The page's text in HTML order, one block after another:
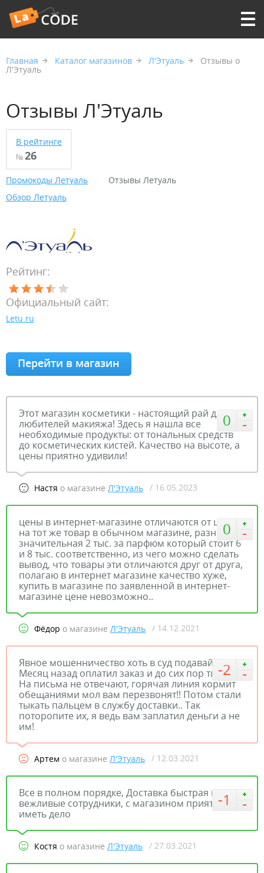
Главная Каталог магазинов Л'Этуаль Отзывы о
Л'Этуаль
Отзывы Л'Этуаль
В рейтинге
№26
Промокоды Летуаль
Отзывы Летуаль
Обзор Летуаль
Рейтинг:
Официальный сайт:
Letu.ru
Перейти в магазин
0
Этот магазин косметики - настоящий рай для
любителей макияжа! Здесь я нашла все
необходимые продукты: от тональных средств
до косметических кистей. Качество на высоте, а
цены приятно удивили!
Настя о магазине Л'Этуаль / 16.05.2023
0
цены в интернет-магазине отличаются от цены
на тот же товар в обычном магазине, разница
значительная 2 тыс. за парфюм который стоит 6
и 8 тыс. соответственно, из чего можно сделать
вывод, что товары эти отличаются друг от друга,
полагаю в интернет магазине качество хуже,
купить в магазине по заявленной в интернет-
магазине цене невозможно..
Фёдор о магазине Л'Этуаль / 14.12.2021
-2
Явное мошенничество хоть в суд подавай.
Месяц назад оплатил заказ и до сих пор тишина.
На письма не отвечают, горячая линия кормит
обещаниями мол вам перезвонят!! Потом стали
тыкать пальцем в службу доставки.. Так
поторопите их, я ведь вам заплатил деньги а не
им!
Артем о магазине Л'Этуаль / 12.03.2021
-1
Все в полном порядке, Доставка быстрая и
вежливые сотрудники, с магазином приятно
иметь дело
Костя о магазине Л'Этуаль / 27.03.2021